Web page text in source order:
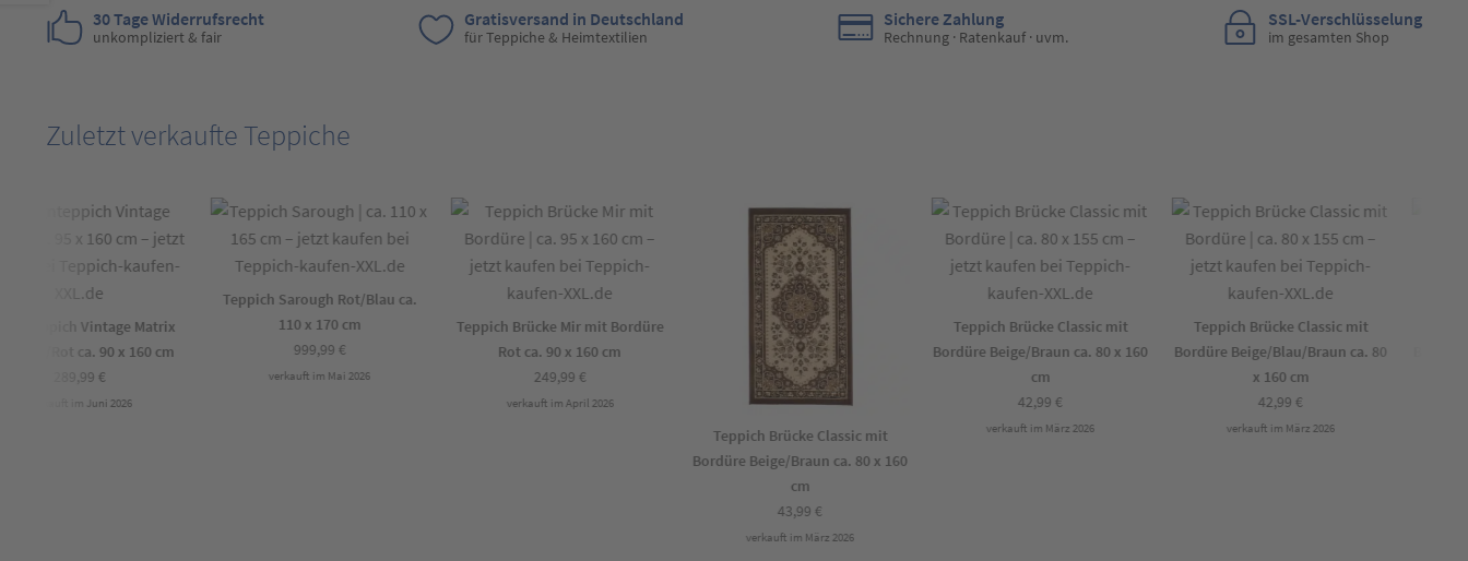
30 Tage Widerrufsrecht
unkompliziert & fair
Gratisversand in Deutschland
für Teppiche & Heimtextilien
Sichere Zahlung
Rechnung · Ratenkauf · uvm.
SSL-Verschlüsselung
im gesamten Shop
Zuletzt verkaufte Teppiche
Vintage Matrix
Rot ca. 90 x 160 cm
289,99€
verkauft im Juni 2026
Teppich Sarough Rot/Blau ca.
110 x 170 cm
999,99€
verkauft im Mai 2026
Teppich Brücke Mir mit Bordüre
Rot ca. 90 x 160 cm
249,99€
verkauft im April 2026
Teppich Brücke Classic mit
Bordüre Beige/Braun ca. 80 x 160
cm
43,99€
verkauft im März 2026
Teppich Brücke Classic mit
Bordüre Beige/Braun ca. 80 x 160
cm
42,99€
verkauft im März 2026
Teppich Brücke Classic mit
Bordüre Beige/Blau/Braun ca. 80
x 160 cm
42,99€
verkauft im März 2026